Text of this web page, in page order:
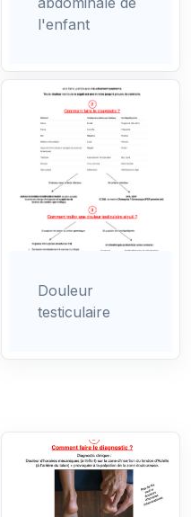
l'enfant
Douleur
testiculaire